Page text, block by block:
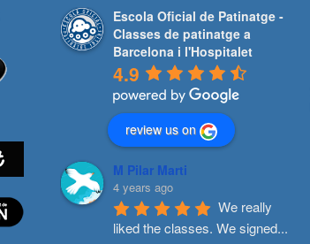
Escola Oficial de Patinatge -
Classes de patinatge a
Barcelona i l'Hospitalet
4.9
review us on
M Pilar Marti
4 years ago
We really
liked the classes. We signed...